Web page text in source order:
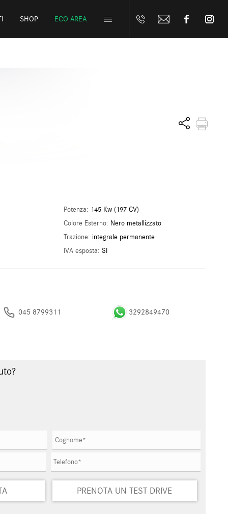
SHOP ECO AREA
Potenza: 145 Kw (197 CV)
Colore Esterno: Nero metallizzato
Trazione: integrale permanente
IVA esposta:SI
045 8799311 3292849470
PRENOTA UN TEST DRIVE